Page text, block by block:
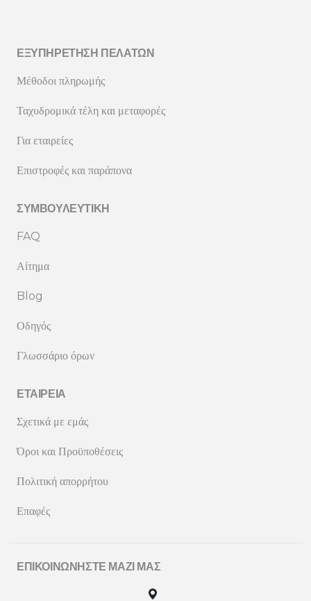
ΕΞΥΠΗΡΈΤΗΣΗ ΠΕΛΑΤΏΝ
Μέθοδοι πληρωμής
Ταχυδρομικά τέλη και μεταφορές
Για εταιρείες
Επιστροφές και παράπονα
ΣΥΜΒΟΥΛΕΥΤΙΚΉ
FAQ
Αίτημα
Blog
Οδηγός
Γλωσσάριο όρων
ΕΤΑΙΡΕΊΑ
Σχετικά με εμάς
Όροι και Προϋποθέσεις
Πολιτική απορρήτου
Επαφές
ΕΠΙΚΟΙΝΩΝΉΣΤΕ ΜΑΖΊ ΜΑΣ